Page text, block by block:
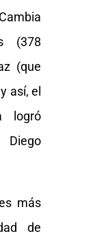
(378
(que
así, el
logró
Diego
más
de